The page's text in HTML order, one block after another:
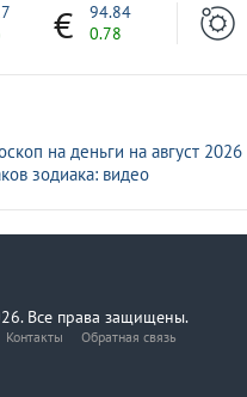
94.84
0.78
на деньги на август 2026
зодиака: видео
Все права защищены.
Контакты Обратная связь